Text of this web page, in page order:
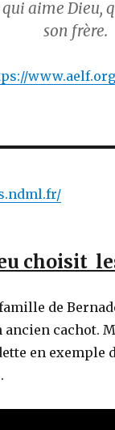
aime Dieu,
son frère.
choisit
de
ancien cachot.
en exemple